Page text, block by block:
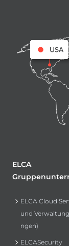
ELCA
ELCA Cloud
und
ngen)
ELCASecurity